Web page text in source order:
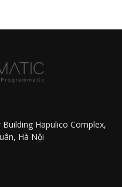
Hapulico Complex,
Hà Nội